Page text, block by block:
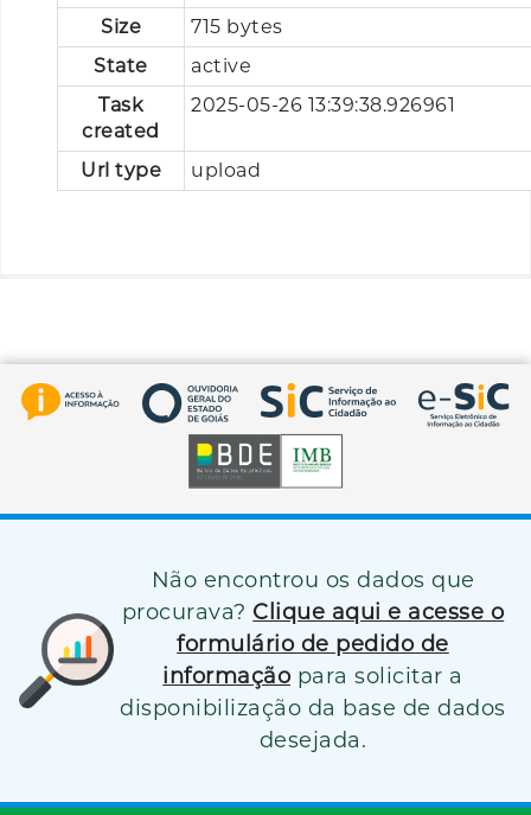
Size
715 bytes
State
active
Task
created
2025-05-26 13:39:38.926961
Url type upload
Não encontrou os dados que
procurava? Clique aqui e acesse o
formulário de pedido de
informação para solicitar a
disponibilização da base de dados
desejada.